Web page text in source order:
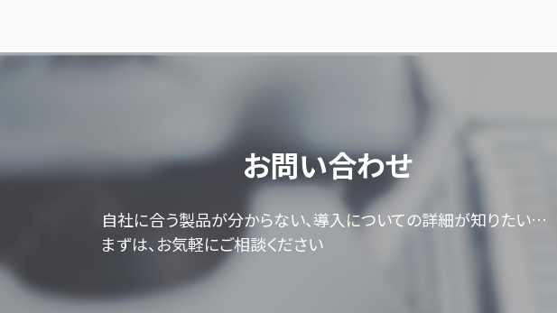
お問い合わせ
自社に合う製品が分からない、導入についての詳細が知りたい…
まずは、お気軽にご相談ください